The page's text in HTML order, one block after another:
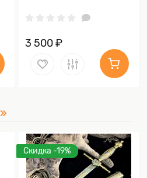
3 500 ₽
Скидка -19%